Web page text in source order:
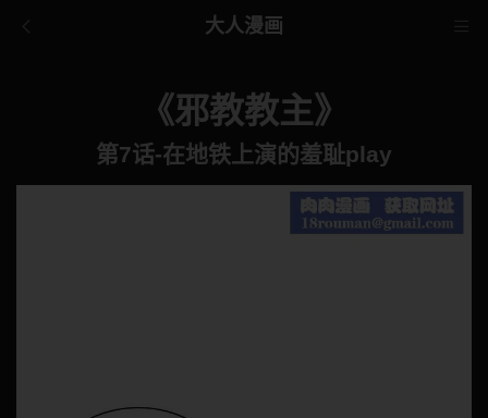
大人漫画
《邪教教主》
第7话-在地铁上演的羞耻play